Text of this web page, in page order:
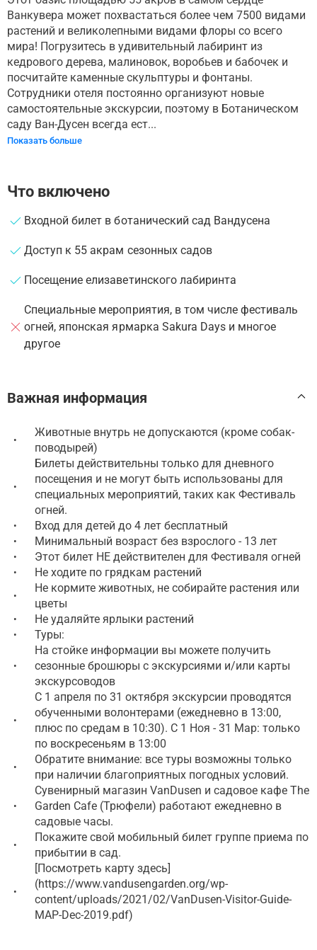
Ванкувера может похвастаться более чем 7500 видами
растений и великолепными видами флоры со всего
мира! Погрузитесь в удивительный лабиринт из
кедрового дерева, малиновок, воробьев и бабочек и
посчитайте каменные скульптуры и фонтаны.
Сотрудники отеля постоянно организуют новые
самостоятельные экскурсии, поэтому в Ботаническом
саду Ван-Дусен всегда ест...
Показать больше
Что включено
Входной билет в ботанический сад Вандусена
Доступ к 55 акрам сезонных садов
Посещение елизаветинского лабиринта
Специальные мероприятия, в том числе фестиваль
огней, японская ярмарка Sakura Days и многое
другое
Важная информация
•
Животные внутрь не допускаются (кроме собак-
поводырей)
•
Билеты действительны только для дневного
посещения и не могут быть использованы для
специальных мероприятий, таких как Фестиваль
огней.
• Вход для детей до 4 лет бесплатный
• Минимальный возраст без взрослого - 13 лет
• Этот билет НЕ действителен для Фестиваля огней
• Не ходите по грядкам растений
•
Не кормите животных, не собирайте растения или
цветы
• Не удаляйте ярлыки растений
• Туры:
•
На стойке информации вы можете получить
сезонные брошюры с экскурсиями и/или карты
экскурсоводов
•
С 1 апреля по 31 октября экскурсии проводятся
обученными волонтерами (ежедневно в 13:00,
плюс по средам в 10:30). С 1 Ноя - 31 Мар: только
по воскресеньям в 13:00
•
Обратите внимание: все туры возможны только
при наличии благоприятных погодных условий.
•
Сувенирный магазин VanDusen и садовое кафе The
Garden Cafe (Трюфели) работают ежедневно в
садовые часы.
•
Покажите свой мобильный билет группе приема по
прибытии в сад.
•
[Посмотреть карту здесь]
(https://www.vandusengarden.org/wp-
content/uploads/2021/02/VanDusen-Visitor-Guide-
MAP-Dec-2019.pdf)